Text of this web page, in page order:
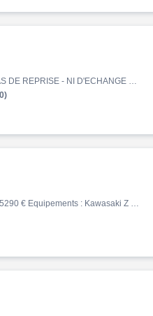
Z, 14000 km, Essence, 948cm³, Couleur gris, 7200 € PAS DE REPRISE - NI D'ECHANGE Historique et entretien L'AVIS DE BONNIE&CAR - Bonnie&Car vous présente cette dynamique Kawasaki Z900, millésime 2023. Affichant 14 000 km certifiés, cette première main d'origine France se tro…
Z, 04/2017, 7621 km, Essence, 649cm³, Couleur blanc, 5290 € Equipements : Kawasaki Z 650 blanc mise en circulation le 13/04/2017. Entretien à jour pas de frais à prévoir. Factures et doubles des clés en notre possession. Pour plus de renseignements, contacter Christophe. ABS,Ess…